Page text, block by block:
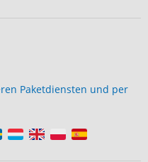
Paketdiensten und per